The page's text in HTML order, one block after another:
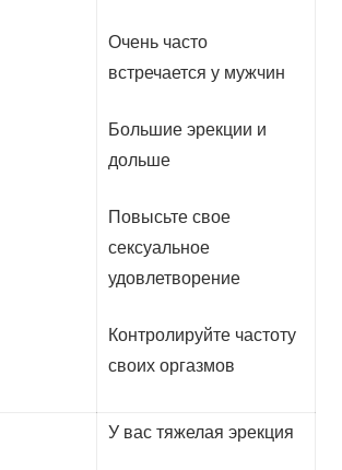
Очень часто
встречается у мужчин
Большие эрекции и
дольше
Повысьте свое
сексуальное
удовлетворение
Контролируйте частоту
своих оргазмов
У вас тяжелая эрекция